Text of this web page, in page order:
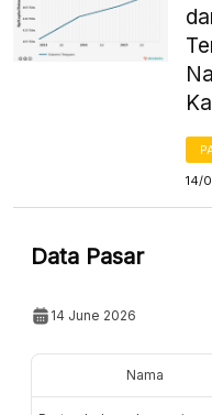
14/
Data Pasar
14 June 2026
Nama